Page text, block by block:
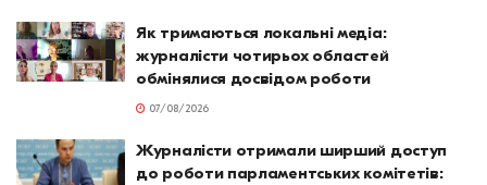
Як тримаються локальні медіа:
журналісти чотирьох областей
обмінялися досвідом роботи
07/08/2026
Журналісти отримали ширший доступ
до роботи парламентських комітетів: